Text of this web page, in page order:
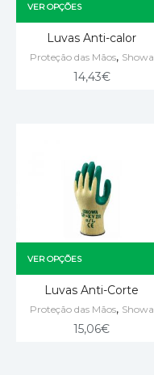
VER OPÇÕES
Luvas Anti-calor
Proteção das Mãos, Showa
14,43€
VER OPÇÕES
Luvas Anti-Corte
Proteção das Mãos, Showa
15,06€